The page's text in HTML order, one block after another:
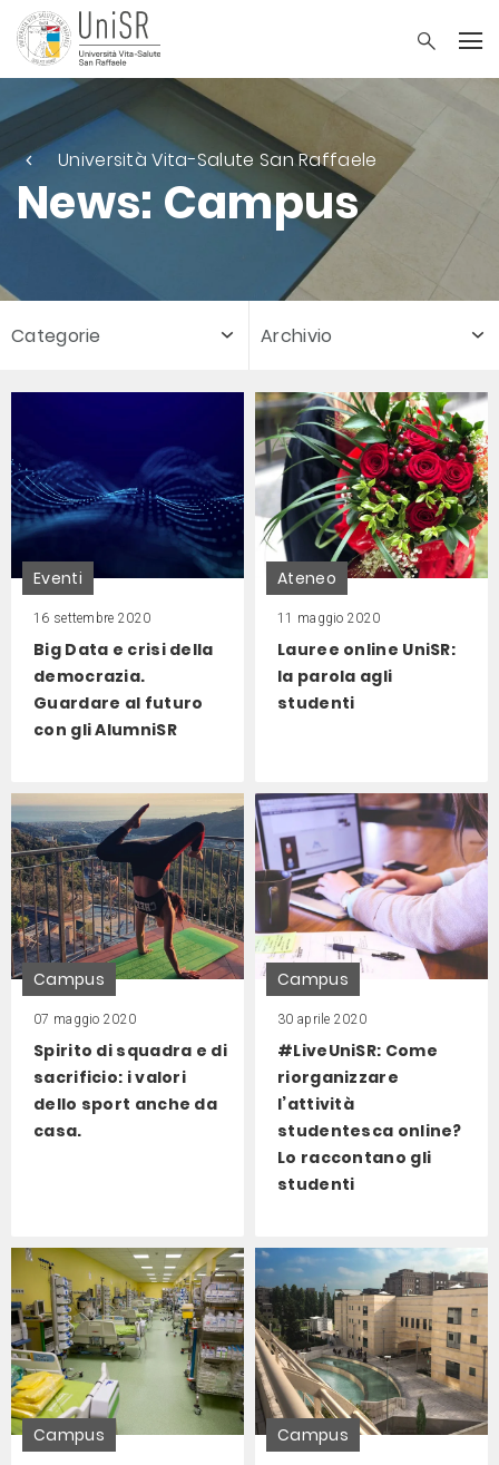
Università Vita-Salute San Raffaele
News: Campus
Categorie Archivio
Eventi
16 settembre 2020
Big Data e crisi della
democrazia.
Guardare al futuro
con gli AlumniSR
Ateneo
11 maggio 2020
Lauree online UniSR:
la parola agli
studenti
Campus
07 maggio 2020
Spirito di squadra e di
sacrificio: i valori
dello sport anche da
casa.
Campus
30 aprile 2020
#LiveUniSR: Come
riorganizzare
l’attività
studentesca online?
Lo raccontano gli
studenti
Campus Campus